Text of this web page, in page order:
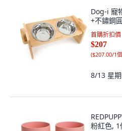
Dog-i 寵
+不鏽鋼
首購折扣價
$207
($207.00/1個
8/13 星
粉紅色, 1